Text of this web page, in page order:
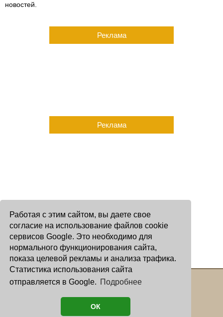
Работая с этим сайтом, вы даете свое
согласие на использование файлов cookie
сервисов Google. Это необходимо для
нормального функционирования сайта,
показа целевой рекламы и анализа трафика.
Статистика использования сайта
отправляется в Google. Подробнее
ОК
новостей.
Реклама
Реклама
Copyright © 2000 - 2026 Oculus
астролог И. Звягина